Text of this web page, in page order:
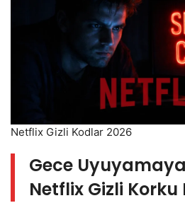
Netflix Gizli Kodlar 2026
Gece
Netflix Gizli Korku